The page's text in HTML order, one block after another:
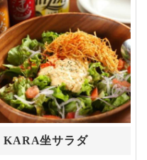
KARA坐サラダ